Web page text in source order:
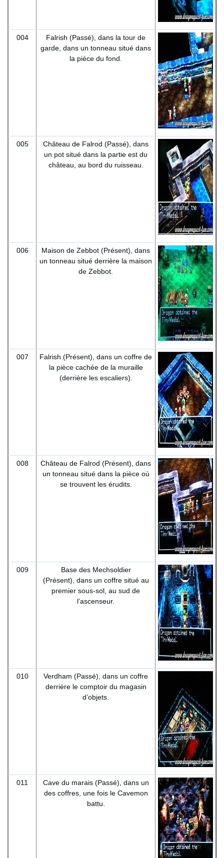
004
Falrish (Passé), dans la tour de
garde, dans un tonneau situé dans
la pièce du fond.
005
Château de Falrod (Passé), dans
un pot situé dans la partie est du
château, au bord du ruisseau.
006
Maison de Zebbot (Présent), dans
un tonneau situé derrière la maison
de Zebbot.
007
Falrish (Présent), dans un coffre de
la pièce cachée de la muraille
(derrière les escaliers).
008
Château de Falrod (Présent), dans
un tonneau situé dans la pièce où
se trouvent les érudits.
009
Base des Mechsoldier
(Présent), dans un coffre situé au
premier sous-sol, au sud de
l’ascenseur.
010
Verdham (Passé), dans un coffre
derrière le comptoir du magasin
d’objets.
011
Cave du marais (Passé), dans un
des coffres, une fois le Cavemon
battu.